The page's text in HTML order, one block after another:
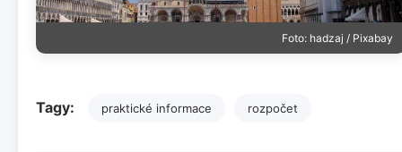
Foto: hadzaj / Pixabay
Tagy: praktické informace rozpočet